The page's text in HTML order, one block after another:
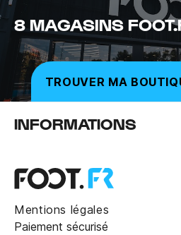
8 MAGASINS
TROUVER MA
INFORMATIONS
Mentions légales
Paiement sécurisé